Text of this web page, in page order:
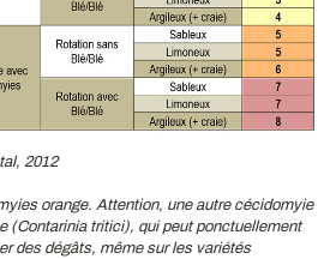
2012
orange. Attention, une autre cécidomyie
(Contarinia tritici), qui peut ponctuellement
des dégâts, même sur les variétés